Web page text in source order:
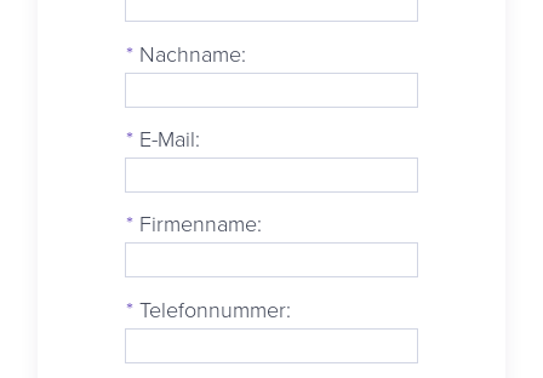
* Nachname:
* E-Mail:
* Firmenname:
*Telefonnummer: